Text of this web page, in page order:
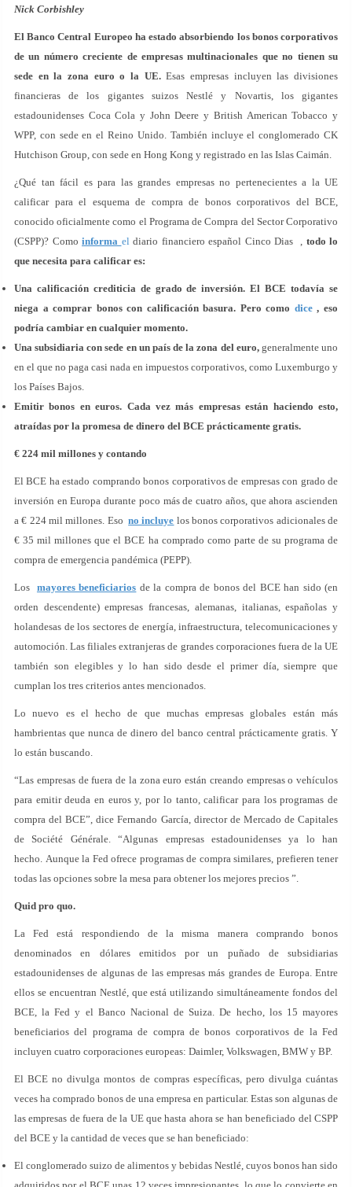
Nick Corbishley
El Banco Central Europeo ha estado absorbiendo los bonos corporativos
de un número creciente de empresas multinacionales que no tienen su
sede en la zona euro o la UE.Esas empresas incluyen las divisiones
financieras de los gigantes suizos Nestlé y Novartis, los gigantes
estadounidenses Coca Cola y John Deere y British American Tobacco y
WPP, con sede en el Reino Unido. También incluye el conglomerado CK
Hutchison Group, con sede en Hong Kong y registrado en las Islas Caimán.
¿Qué tan fácil es para las grandes empresas no pertenecientes a la UE
calificar para el esquema de compra de bonos corporativos del BCE,
conocido oficialmente como el Programa de Compra del Sector Corporativo
(CSPP)? Como informa eldiario financiero español Cinco Dias , todo lo
que necesita para calificar es:
Una calificación crediticia de grado de inversión. El BCE todavía se
niega a comprar bonos con calificación basura. Pero como dice, eso
podría cambiar en cualquier momento.
Una subsidiaria con sede en un país de la zona del euro,generalmente uno
en el que no paga casi nada en impuestos corporativos, como Luxemburgo y
los Países Bajos.
Emitir bonos en euros. Cada vez más empresas están haciendo esto,
atraídas por la promesa de dinero del BCE prácticamente gratis.
€ 224 mil millones y contando
El BCE ha estado comprando bonos corporativos de empresas con grado de
inversión en Europa durante poco más de cuatro años, que ahora ascienden
a € 224 mil millones. Esono incluye los bonos corporativos adicionales de
€ 35 mil millones que el BCE ha comprado como parte de su programa de
compra de emergencia pandémica (PEPP).
Los mayores beneficiarios de la compra de bonos del BCE han sido (en
orden descendente) empresas francesas, alemanas, italianas, españolas y
holandesas de los sectores de energía, infraestructura, telecomunicaciones y
automoción. Las filiales extranjeras de grandes corporaciones fuera de la UE
también son elegibles y lo han sido desde el primer día, siempre que
cumplan los tres criterios antes mencionados.
Lo nuevo es el hecho de que muchas empresas globales están más
hambrientas que nunca de dinero del banco central prácticamente gratis. Y
lo están buscando.
“Las empresas de fuera de la zona euro están creando empresas o vehículos
para emitir deuda en euros y, por lo tanto, calificar para los programas de
compra del BCE”, dice Fernando García, director de Mercado de Capitales
de Société Générale. “Algunas empresas estadounidenses ya lo han
hecho. Aunque la Fed ofrece programas de compra similares, prefieren tener
todas las opciones sobre la mesa para obtener los mejores precios ”.
Quid pro quo.
La Fed está respondiendo de la misma manera comprando bonos
denominados en dólares emitidos por un puñado de subsidiarias
estadounidenses de algunas de las empresas más grandes de Europa. Entre
ellos se encuentran Nestlé, que está utilizando simultáneamente fondos del
BCE, la Fed y el Banco Nacional de Suiza. De hecho, los 15 mayores
beneficiarios del programa de compra de bonos corporativos de la Fed
incluyen cuatro corporaciones europeas: Daimler, Volkswagen, BMW y BP.
El BCE no divulga montos de compras específicas, pero divulga cuántas
veces ha comprado bonos de una empresa en particular. Estas son algunas de
las empresas de fuera de la UE que hasta ahora se han beneficiado del CSPP
del BCE y la cantidad de veces que se han beneficiado:
El conglomerado suizo de alimentos y bebidas Nestlé, cuyos bonos han sido